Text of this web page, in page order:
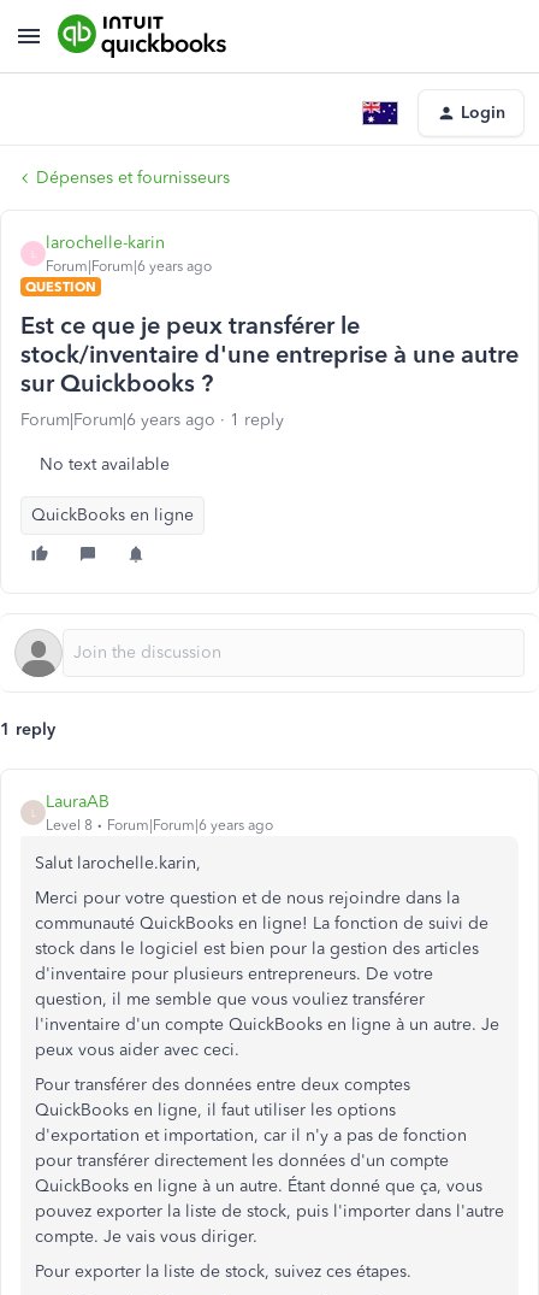
Login
Dépenses et fournisseurs
larochelle-karin
Forum|Forum|6 years ago
QUESTION
Est ce que je peux transférer le
stock/inventaire d'une entreprise à une autre
sur Quickbooks ?
Forum|Forum|6 years ago 1 reply
No text available
QuickBooks en ligne
1 reply
LauraAB
Level 8 Forum|Forum|6 years ago
Salut larochelle.karin,
Merci pour votre question et de nous rejoindre dans la
communauté QuickBooks en ligne! La fonction de suivi de
stock dans le logiciel est bien pour la gestion des articles
d'inventaire pour plusieurs entrepreneurs. De votre
question, il me semble que vous vouliez transférer
l'inventaire d'un compte QuickBooks en ligne à un autre. Je
peux vous aider avec ceci.
Pour transférer des données entre deux comptes
QuickBooks en ligne, il faut utiliser les options
d'exportation et importation, car il n'y a pas de fonction
pour transférer directement les données d'un compte
QuickBooks en ligne à un autre. Étant donné que ça, vous
pouvez exporter la liste de stock, puis l'importer dans l'autre
compte. Je vais vous diriger.
Pour exporter la liste de stock, suivez ces étapes.